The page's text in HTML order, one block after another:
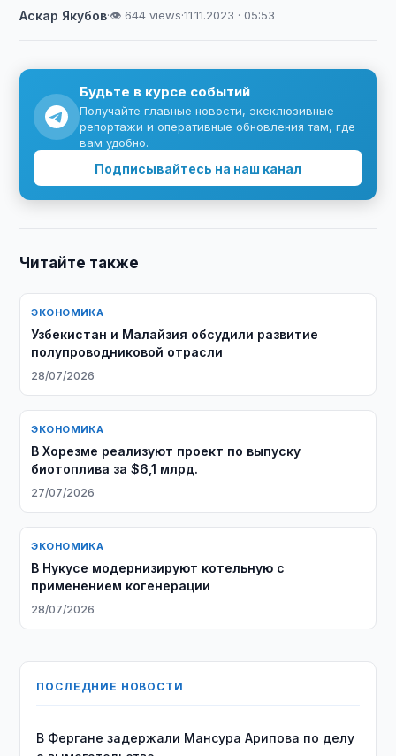
Аскар Якубов·👁 644 views·11.11.2023 · 05:53
Будьте в курсе событий
Получайте главные новости, эксклюзивные
репортажи и оперативные обновления там, где
вам удобно.
Подписывайтесь на наш канал
Читайте также
ЭКОНОМИКА
Узбекистан и Малайзия обсудили развитие
полупроводниковой отрасли
28/07/2026
ЭКОНОМИКА
В Хорезме реализуют проект по выпуску
биотоплива за $6,1 млрд.
27/07/2026
ЭКОНОМИКА
В Нукусе модернизируют котельную с
применением когенерации
28/07/2026
ПОСЛЕДНИЕ НОВОСТИ
В Фергане задержали Мансура Арипова по делу